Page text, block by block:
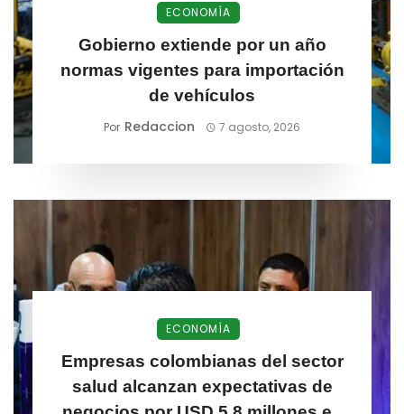
ECONOMÍA
Gobierno extiende por un año
normas vigentes para importación
de vehículos
Por Redaccion 7 agosto, 2026
ECONOMÍA
Empresas colombianas del sector
salud alcanzan expectativas de